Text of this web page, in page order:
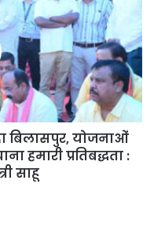
सुविधाओं तक पहुंच में बड़ी राहत
के विस्तार को नई गति
और समर्पण की सराहना करते हुए
के वास्तविक निर्माणकर्ता हैं।
अनुभव भी साझा किए।
अधोसंरचना विकास के माध्यम से
प्रतीक है। यह उस नए
और दुर्गम अंचलों तक मजबूती से
बिलासपुर, योजनाओं
हमारी प्रतिबद्धता :
साहू